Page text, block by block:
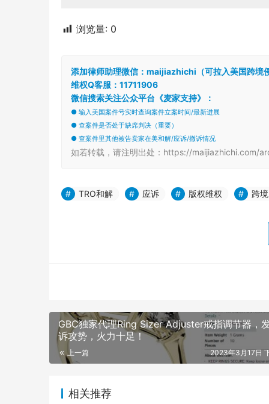
浏览量: 0
添加律师助理微信：maijiazhichi（可拉入美国跨境
维权Q客服：11711906
微信搜索关注公众平台《麦家支持》：
● 输入美国案件号实时查询案件立案时间/最新进展
● 查案件是否处于缺席判决（重要）
● 查案件里其他被告卖家在美和解/应诉/撤诉情况
如若转载，请注明出处：https://maijiazhichi.com/
TRO和解 应诉 版权维权 跨
GBC独家代理Ring Sizer Adjuster戒指调节器，
诉攻势，火力十足！
上一篇 2023年3月17日
相关推荐